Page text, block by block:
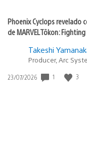
Phoenix Cyclops revelado
de MARVEL Tōkon:
Takeshi
Producer, Arc
Data
23/07/2026 1 3